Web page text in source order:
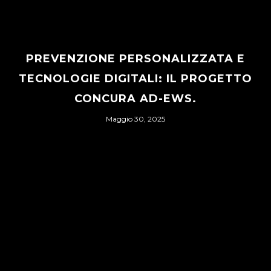
PREVENZIONE PERSONALIZZATA E
TECNOLOGIE DIGITALI: IL PROGETTO
CONCURA AD-EWS.
Maggio 30, 2025